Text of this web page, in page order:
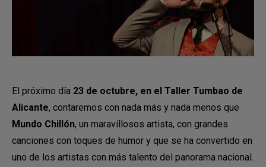
El próximo día 23 de octubre, en el Taller Tumbao de
Alicante, contaremos con nada más y nada menos que
Mundo Chillón, un maravillosos artista, con grandes
canciones con toques de humor y que se ha convertido en
uno de los artistas con más talento del panorama nacional.